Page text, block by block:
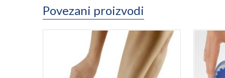
Povezani proizvodi